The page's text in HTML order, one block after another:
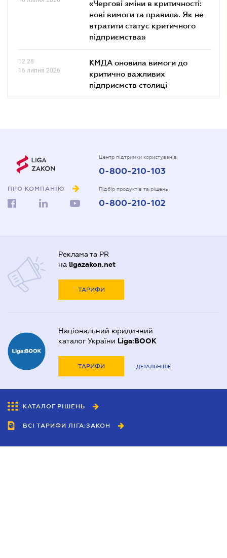
«Чергові зміни в критичності:
нові вимоги та правила. Як не
втратити статус критичного
підприємства»
12.28
16 липня 2026
КМДА оновила вимоги до
критично важливих
підприємств столиці
ПРО КОМПАНІЮ
Центр підтримки користувачів
0-800-210-103
Підбір продуктів та рішень
0-800-210-102
Реклама та PR
на ligazakon.net
ТАРИФИ
Національний юридичний
каталог України Liga:BOOK
ТАРИФИ ДЕТАЛЬНІШЕ
КАТАЛОГ РІШЕНЬ
ВСІ ТАРИФИ ЛІГА:ЗАКОН